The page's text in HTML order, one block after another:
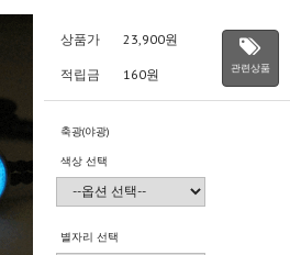
상품가 23,900원
적립금 160원 관련상품
축광(야광)
색상 선택
별자리 선택